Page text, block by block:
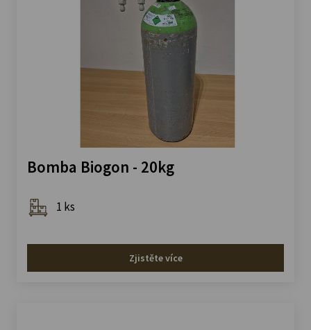
Bomba Biogon - 20kg
1 ks
Zjistěte více